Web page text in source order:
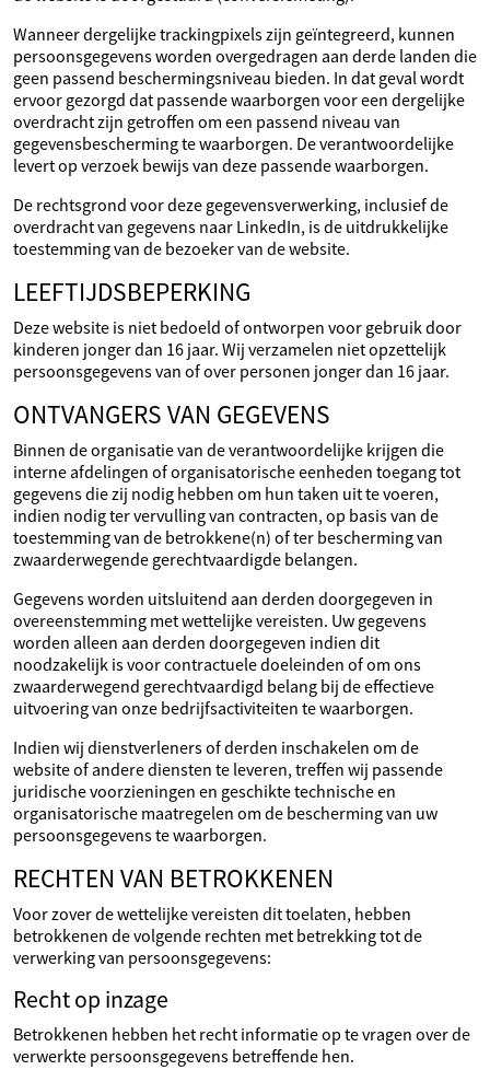
Wanneer dergelijke trackingpixels zijn geïntegreerd, kunnen
persoonsgegevens worden overgedragen aan derde landen die
geen passend beschermingsniveau bieden. In dat geval wordt
ervoor gezorgd dat passende waarborgen voor een dergelijke
overdracht zijn getroffen om een passend niveau van
gegevensbescherming te waarborgen. De verantwoordelijke
levert op verzoek bewijs van deze passende waarborgen.
De rechtsgrond voor deze gegevensverwerking, inclusief de
overdracht van gegevens naar LinkedIn, is de uitdrukkelijke
toestemming van de bezoeker van de website.
LEEFTIJDSBEPERKING
Deze website is niet bedoeld of ontworpen voor gebruik door
kinderen jonger dan 16 jaar. Wij verzamelen niet opzettelijk
persoonsgegevens van of over personen jonger dan 16 jaar.
ONTVANGERS VAN GEGEVENS
Binnen de organisatie van de verantwoordelijke krijgen die
interne afdelingen of organisatorische eenheden toegang tot
gegevens die zij nodig hebben om hun taken uit te voeren,
indien nodig ter vervulling van contracten, op basis van de
toestemming van de betrokkene(n) of ter bescherming van
zwaarderwegende gerechtvaardigde belangen.
Gegevens worden uitsluitend aan derden doorgegeven in
overeenstemming met wettelijke vereisten. Uw gegevens
worden alleen aan derden doorgegeven indien dit
noodzakelijk is voor contractuele doeleinden of om ons
zwaarderwegend gerechtvaardigd belang bij de effectieve
uitvoering van onze bedrijfsactiviteiten te waarborgen.
Indien wij dienstverleners of derden inschakelen om de
website of andere diensten te leveren, treffen wij passende
juridische voorzieningen en geschikte technische en
organisatorische maatregelen om de bescherming van uw
persoonsgegevens te waarborgen.
RECHTEN VAN BETROKKENEN
Voor zover de wettelijke vereisten dit toelaten, hebben
betrokkenen de volgende rechten met betrekking tot de
verwerking van persoonsgegevens:
Recht op inzage
Betrokkenen hebben het recht informatie op te vragen over de
verwerkte persoonsgegevens betreffende hen.